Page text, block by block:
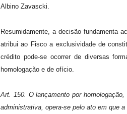
Albino Zavascki.
Resumidamente, a decisão fundamenta
atribui ao Fisco a exclusividade de
crédito pode-se ocorrer de diversas
homologação e de ofício.
Art. 150. O lançamento por
administrativa, opera-se pelo ato em que